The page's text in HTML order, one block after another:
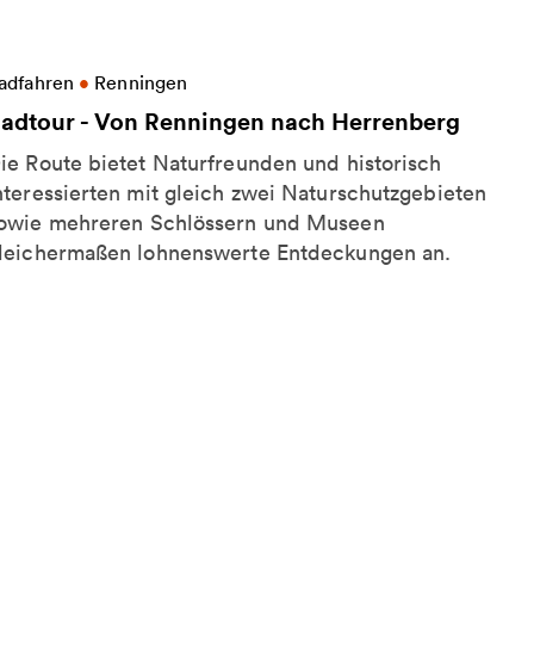
• Renningen
- Von Renningen nach Herrenberg
Route bietet Naturfreunden und historisch
mit gleich zwei Naturschutzgebieten
mehreren Schlössern und Museen
lohnenswerte Entdeckungen an.
Informationen zu Radtour - Von Renningen